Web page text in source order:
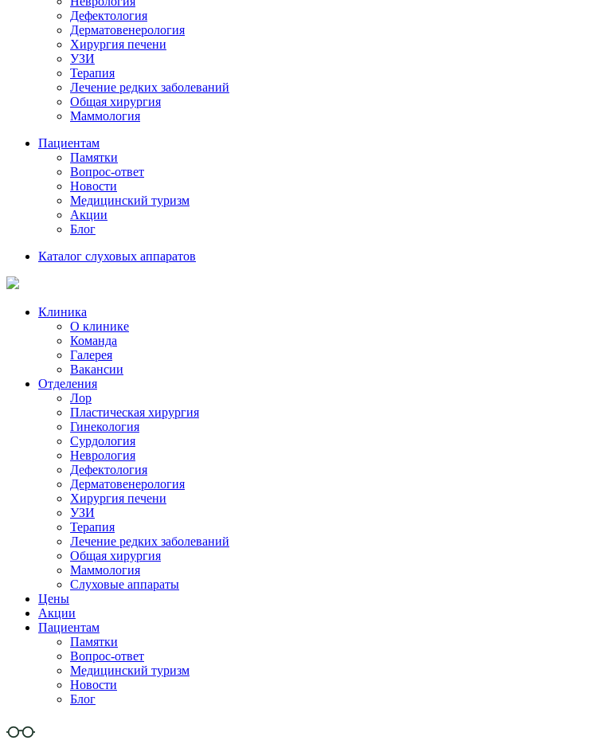
Дефектология
Дерматовенерология
Хирургия печени
УЗИ
Терапия
Лечение редких заболеваний
Общая хирургия
Маммология
Пациентам
Памятки
Вопрос-ответ
Новости
Медицинский туризм
Акции
Блог
Каталог слуховых аппаратов
Клиника
О клинике
Команда
Галерея
Вакансии
Отделения
Лор
Пластическая хирургия
Гинекология
Сурдология
Неврология
Дефектология
Дерматовенерология
Хирургия печени
УЗИ
Терапия
Лечение редких заболеваний
Общая хирургия
Маммология
Слуховые аппараты
Цены
Акции
Пациентам
Памятки
Вопрос-ответ
Медицинский туризм
Новости
Блог